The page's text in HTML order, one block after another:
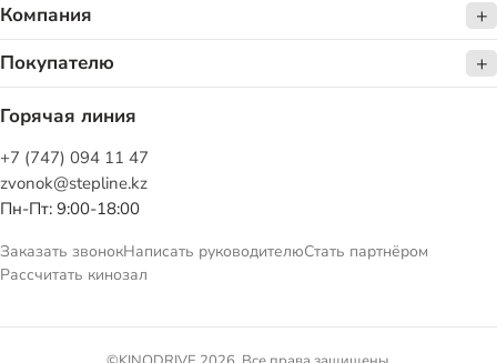
Компания
Покупателю
Горячая линия
+7 (747) 094 11 47
zvonok@stepline.kz
Пн-Пт: 9:00-18:00
Заказать звонокНаписать руководителюСтать партнёром
Рассчитать кинозал